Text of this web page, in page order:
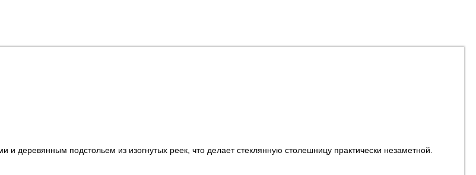
деревянным подстольем из изогнутых реек, что делает стеклянную столешницу практически незаметной.